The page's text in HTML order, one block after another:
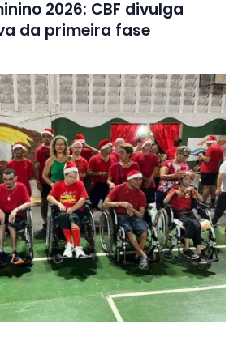
2026: CBF divulga
da primeira fase